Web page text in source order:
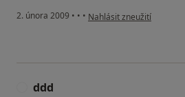
2. února 2009 • • • podle názoru uživatele
Nahlásit zneužití
ddd